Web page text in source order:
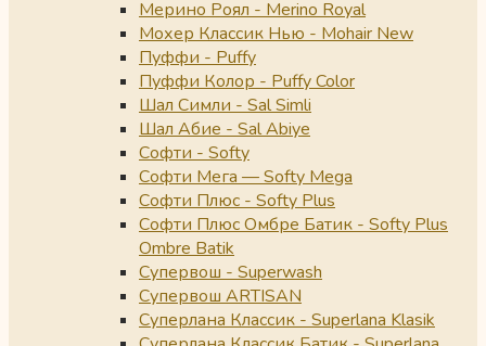
Мерино Роял - Merino Royal
Мохер Классик Нью - Mohair New
Пуффи - Puffy
Пуффи Колор - Puffy Color
Шал Симли - Sal Simli
Шал Абие - Sal Abiye
Софти - Softy
Софти Мега — Softy Mega
Софти Плюс - Softy Plus
Софти Плюс Омбре Батик - Softy Plus
Ombre Batik
Супервош - Superwash
Супервош ARTISAN
Суперлана Классик - Superlana Klasik